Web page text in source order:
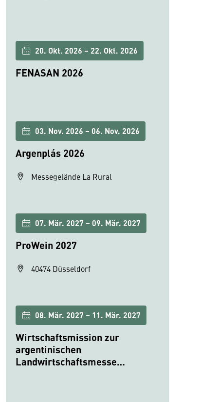
20. Okt. 2026 – 22. Okt. 2026
FENASAN 2026
03. Nov. 2026 – 06. Nov. 2026
Argenplás 2026
Messegelände La Rural
07. Mär. 2027 – 09. Mär. 2027
ProWein 2027
40474 Düsseldorf
08. Mär. 2027 – 11. Mär. 2027
Wirtschaftsmission zur
argentinischen
Landwirtschaftsmesse